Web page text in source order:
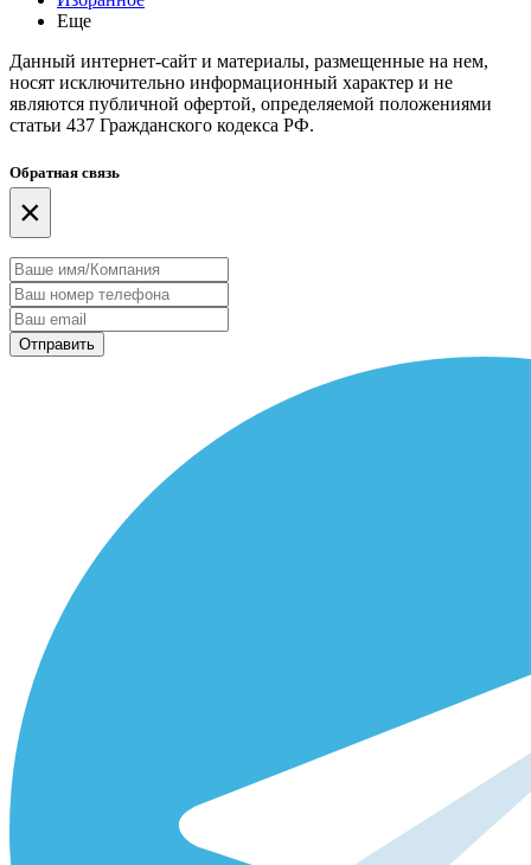
Еще
Данный интернет-сайт и материалы, размещенные на нем,
носят исключительно информационный характер и не
являются публичной офертой, определяемой положениями
статьи 437 Гражданского кодекса РФ.
Обратная связь
×
Отправить